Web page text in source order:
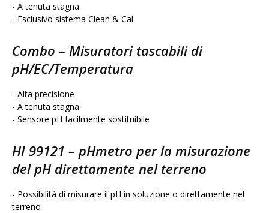
- A tenuta stagna
- Esclusivo sistema Clean & Cal
Combo – Misuratori tascabili di
pH/EC/Temperatura
- Alta precisione
- A tenuta stagna
- Sensore pH facilmente sostituibile
HI 99121 – pHmetro per la misurazione
del pH direttamente nel terreno
- Possibilità di misurare il pH in soluzione o direttamente nel
terreno